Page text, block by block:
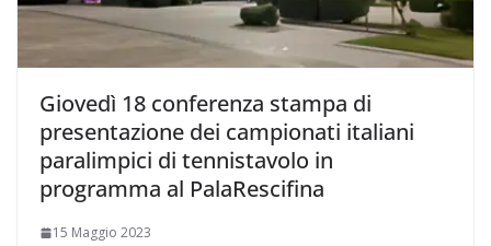
Giovedì 18 conferenza stampa di
presentazione dei campionati italiani
paralimpici di tennistavolo in
programma al PalaRescifina
15 Maggio 2023